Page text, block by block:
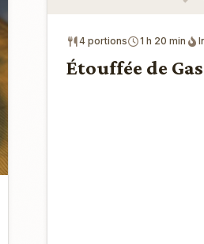
4 portions 1 h 20 min
Étouffée de